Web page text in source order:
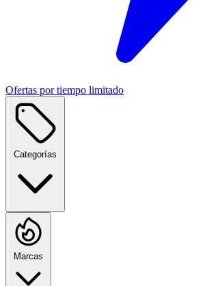
Ofertas por tiempo limitado
Categorías
Marcas